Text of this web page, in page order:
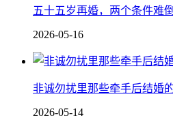
五十五岁再婚，两个条件难
2026-05-16
非诚勿扰里那些牵手后结婚
2026-05-14